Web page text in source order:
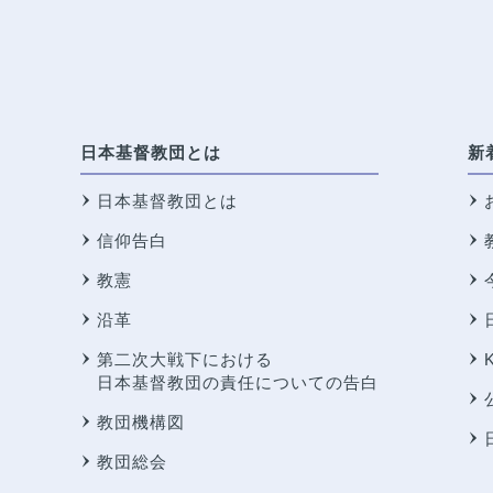
日本基督教団とは
日本基督教団とは
信仰告白
教憲
沿革
第二次大戦下における
日本基督教団の責任についての告白
教団機構図
教団総会
新